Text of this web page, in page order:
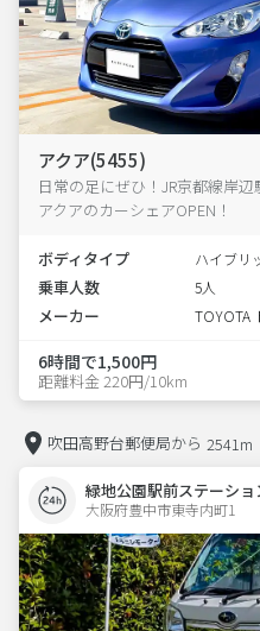
アクア(5455)
日常の足にぜひ！JR京都線岸
アクアのカーシェアOPEN！
ボディタイプ ハイブリ
乗車人数 5人
メーカー TOYOTA
6時間で1,500円
距離料金 220円/10km
吹田高野台郵便局から 2541m
緑地公園駅前ステーショ
大阪府豊中市東寺内町1